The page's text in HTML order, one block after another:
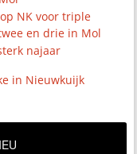
NK voor triple
en drie in Mol
najaar
in Nieuwkuijk